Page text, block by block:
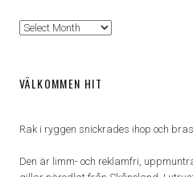
Arkiv
VÄLKOMMEN HIT
Rak i ryggen snickrades ihop och
Den är limm- och reklamfri,